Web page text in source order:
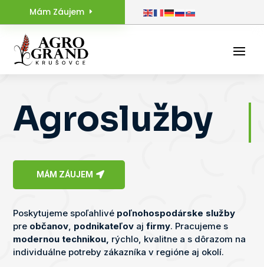
Mám Záujem
Agroslužby
MÁM ZÁUJEM
Poskytujeme spoľahlivé poľnohospodárske služby
pre občanov, podnikateľov ajfirmy. Pracujeme s
modernou technikou, rýchlo, kvalitne a s dôrazom na
individuálne potreby zákazníka v regióne aj okolí.